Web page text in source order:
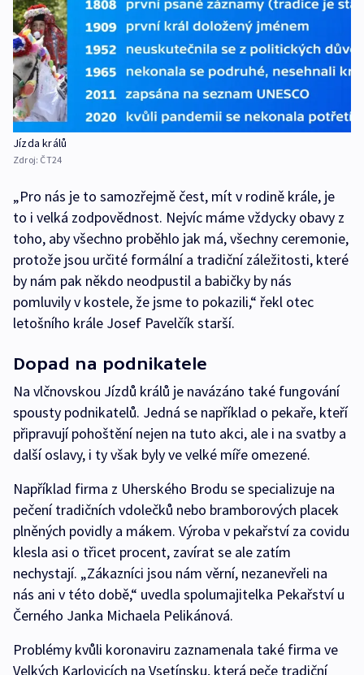
Jízda králů
Zdroj: ČT24
„Pro nás je to samozřejmě čest, mít v rodině krále, je
to i velká zodpovědnost. Nejvíc máme vždycky obavy z
toho, aby všechno proběhlo jak má, všechny ceremonie,
protože jsou určité formální a tradiční záležitosti, které
by nám pak někdo neodpustil a babičky by nás
pomluvily v kostele, že jsme to pokazili,“ řekl otec
letošního krále Josef Pavelčík starší.
Dopad na podnikatele
Na vlčnovskou Jízdů králů je navázáno také fungování
spousty podnikatelů. Jedná se například o pekaře, kteří
připravují pohoštění nejen na tuto akci, ale i na svatby a
další oslavy, i ty však byly ve velké míře omezené.
Například firma z Uherského Brodu se specializuje na
pečení tradičních vdolečků nebo bramborových placek
plněných povidly a mákem. Výroba v pekařství za covidu
klesla asi o třicet procent, zavírat se ale zatím
nechystají. „Zákazníci jsou nám věrní, nezanevřeli na
nás ani v této době,“ uvedla spolumajitelka Pekařství u
Černého Janka Michaela Pelikánová.
Problémy kvůli koronaviru zaznamenala také firma ve
Velkých Karlovicích na Vsetínsku, která peče tradiční